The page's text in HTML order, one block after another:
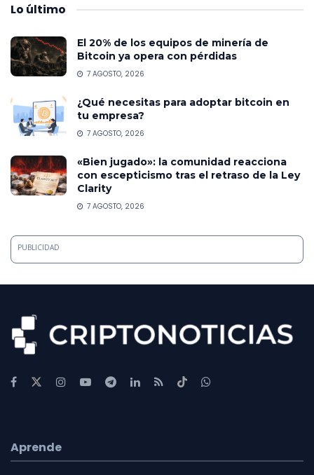
Lo último
El 20% de los equipos de minería de
Bitcoin ya opera con pérdidas
7 AGOSTO, 2026
¿Qué necesitas para adoptar bitcoin en
tu empresa?
7 AGOSTO, 2026
«Bien jugado»: la comunidad reacciona
con escepticismo tras el retraso de la Ley
Clarity
7 AGOSTO, 2026
PUBLICIDAD
Aprende